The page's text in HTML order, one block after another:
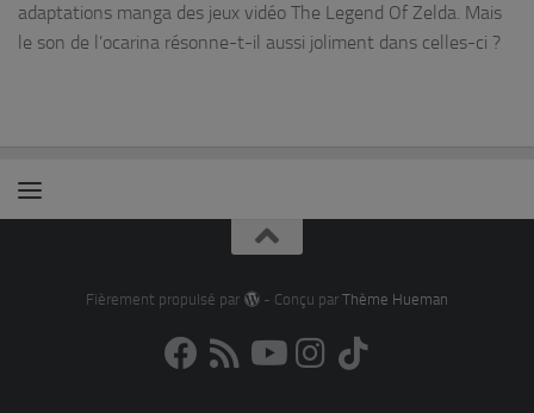
adaptations manga des jeux vidéo The Legend Of Zelda. Mais
le son de l’ocarina résonne-t-il aussi joliment dans celles-ci ?
Fièrement propulsé par - Conçu par Thème Hueman